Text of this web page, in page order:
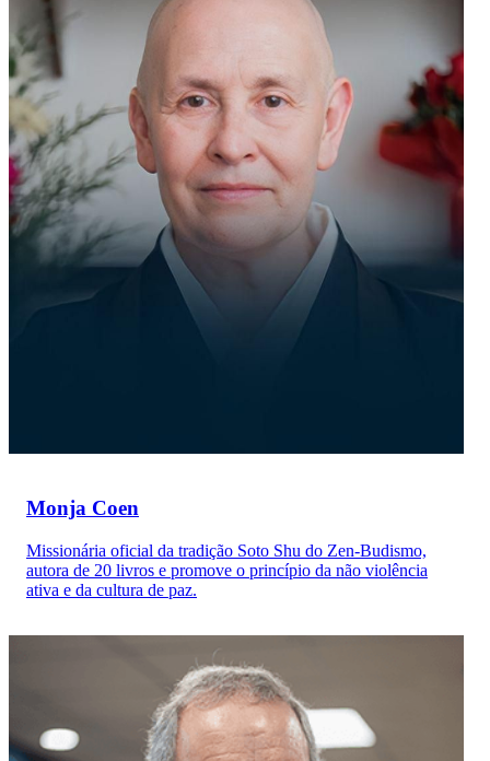
Monja Coen
Missionária oficial da tradição Soto Shu do Zen-Budismo,
autora de 20 livros e promove o princípio da não violência
ativa e da cultura de paz.